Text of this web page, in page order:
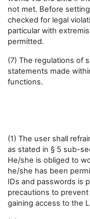
not met. Before
checked for legal
particular with
permitted.
(7) The regulations of
statements made
functions.
(1) The user shall
as stated in § 5 sub-
He/she is obliged to
he/she has been
IDs and passwords is
precautions to
gaining access to the